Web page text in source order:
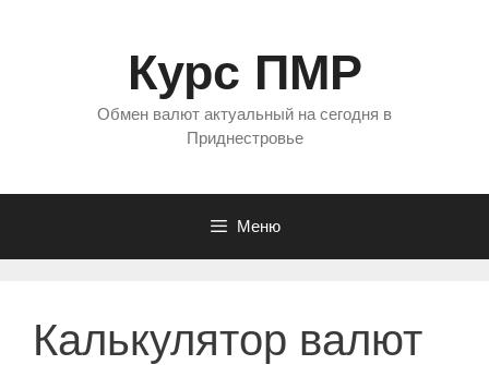
Курс ПМР
Обмен валют актуальный на сегодня в
Приднестровье
Меню
Калькулятор валют